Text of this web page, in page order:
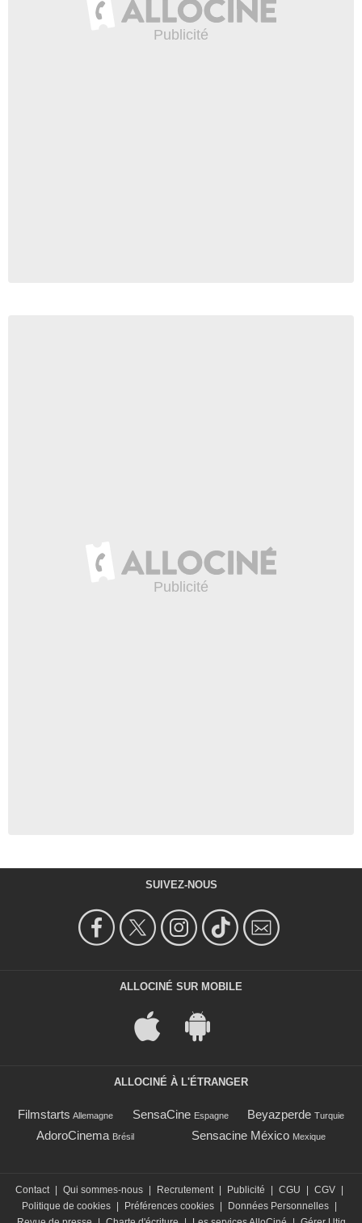
SUIVEZ-NOUS
ALLOCINÉ SUR MOBILE
ALLOCINÉ À L'ÉTRANGER
Filmstarts Allemagne SensaCine Espagne Beyazperde Turquie
AdoroCinema Brésil Sensacine México Mexique
Contact Qui sommes-nous Recrutement Publicité CGU CGV
Politique de cookies
Préférences cookies Données Personnelles